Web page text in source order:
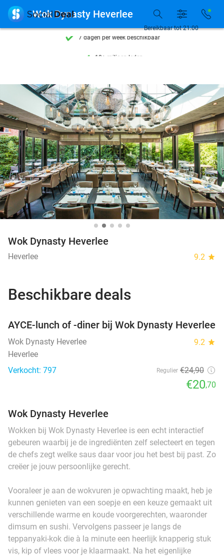
7 dagen per week beschikbaar
7 dagen per week beschikbaar
10+ miljoen leden
Bereikbaar tot 21:00
 Wok Dynasty Heverlee
Wok Dynasty Heverlee
Heverlee 9.2 star
Beschikbare deals
AYCE-lunch of -diner bij Wok Dynasty Heverlee
Wok Dynasty Heverlee 9.2 star
Heverlee
Verkocht: 797
Regulier €24,90
€20,70
Wok Dynasty Heverlee
Wokken bij Wok Dynasty Heverlee is een echt interactief
gebeuren waarbij je de ingrediënten zelf selecteert en tegen
de chefs zegt welke saus daar voor jou het best bij past. Zo
creëer je jouw persoonlijke gerecht.
Vooraleer je aan de wokvuren je opwachting maakt, heb je
kunnen genieten van een soepje en een keuze gemaakt uit
verschillende warme en koude voorgerechten, waaronder
dimsum en sushi. Vervolgens passeer je langs de
teppanyaki-kok die à la minute een heerlijk knapperig stuk
vis, kip of vlees voor je klaarmaakt. Na het eigenlijke